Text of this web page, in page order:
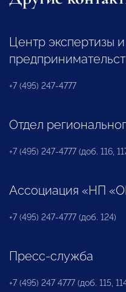
Центр экспертизы
+7 (495) 247-4777
Отдел
+7 (495) 247-4777 (доб. 116,
Ассоциация «НП
+7 (495) 247-4777 (доб. 124)
Пресс-служба
+7 (495) 247 4777 (доб. 115,